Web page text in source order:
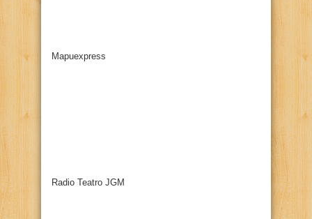
Mapuexpress
Radio Teatro JGM